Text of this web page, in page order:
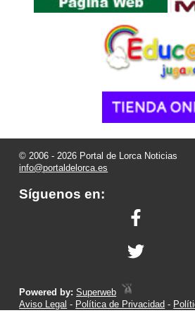
© 2006 - 2026 Portal de Lorca Noticias
info@portaldelorca.es
Síguenos en:
Powered by:Superweb
Aviso Legal - Política de Privacidad -